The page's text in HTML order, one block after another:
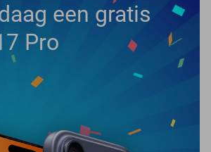
een gratis
Pro